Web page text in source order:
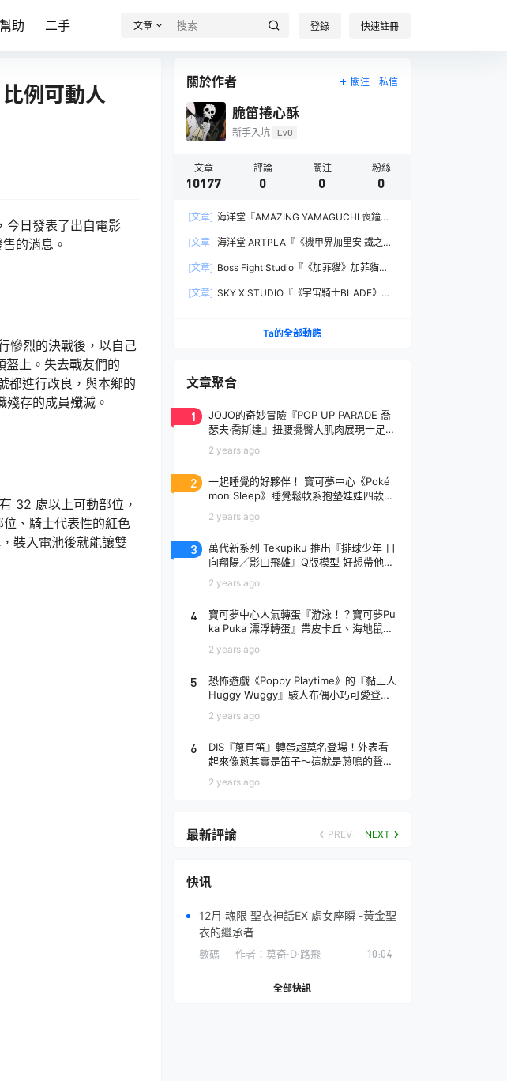
幫助 二手 文章 登錄 快速註冊
例可動人
今日發表了出自電影
的消息。
慘烈的決戰後，以自己
盔上。失去戰友們的
都進行改良，與本鄉的
存的成員殲滅。
32 處以上可動部位，
、騎士代表性的紅色
裝入電池後就能讓雙
關於作者 關注 私信
脆笛捲心酥
新手入坑 Lv0
文章
10177
評論
0
關注
0
粉絲
0
[文章] 海洋堂『AMAZING YAMAGUCHI 喪鐘
之刃與大魄力火焰特效！
[文章] 海洋堂 ARTPLA『《機甲界加里安 鐵之紋
規再現！
[文章] Boss Fight Studio『《加菲貓》加菲貓
受到的龐大份量！
[文章] SKY X STUDIO『《宇宙騎士BLADE》
Ta的全部動態
文章聚合
1
JOJO的奇妙冒險『POP UP PARADE 喬
瑟夫‧喬斯達』扭腰擺臀大肌肉展現十足騷
2 years ago
2
一起睡覺的好夥伴！ 寶可夢中心《Poké
mon Sleep》睡覺鬆軟系抱墊娃娃四款登
2 years ago
3
萬代新系列 Tekupiku 推出『排球少年 日
向翔陽／影山飛雄』Q版模型 好想帶他出
2 years ago
4
寶可夢中心人氣轉蛋『游泳！？寶可夢Pu
ka Puka 漂浮轉蛋』帶皮卡丘、海地鼠去
2 years ago
5
恐怖遊戲《Poppy Playtime》的『黏土人
Huggy Wuggy』駭人布偶小巧可愛登
2 years ago
6
DIS『蔥直笛』轉蛋超莫名登場！外表看
起來像蔥其實是笛子～這就是蔥鳴的聲音
2 years ago
最新評論 PREV NEXT
快讯
12月 魂限 聖衣神話EX 處女座瞬 -黃金聖
衣的繼承者
數碼 作者： 莫奇·D·路飛 10:04
全部快訊